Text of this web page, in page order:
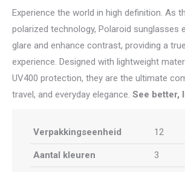
Experience the world in high definition. As
polarized technology, Polaroid sunglasses
glare and enhance contrast, providing a
experience. Designed with lightweight
UV400 protection, they are the ultimate
travel, and everyday elegance. See better,
Verpakkingseenheid 12
Aantal kleuren 3